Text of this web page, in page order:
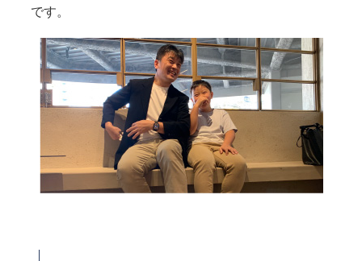
です。